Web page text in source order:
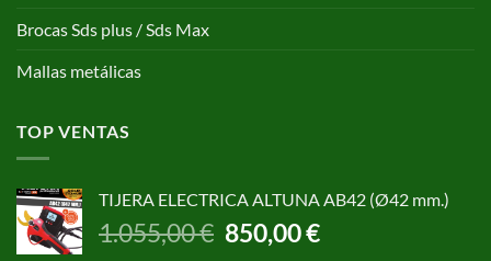
Brocas Sds plus / Sds Max
Mallas metálicas
TOP VENTAS
TIJERA ELECTRICA ALTUNA AB42 (Ø42 mm.)
1.055,00€ El
precio
850,00€El
precio